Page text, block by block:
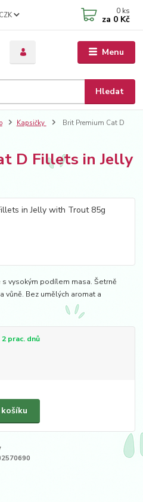
Menu
CZK
Hledat
0 ks
za 0 Kč
Kapsičky
Brit Premium Cat D
D Fillets in Jelly
vysokým podílem masa. Šetrně
vůně. Bez umělých aromat a
prac. dnů